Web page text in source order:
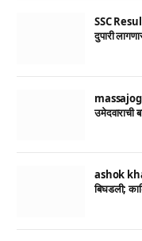
SSC Result
दुपारी
massajog |
उमेदवाराची
ashok
बिघडली;